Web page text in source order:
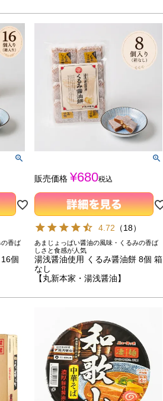
香ば
個
販売価格 ¥680税込
4.72 （18）
あまじょっぱい醤油の風味・くるみの香ば
しさと食感が人気
湯浅醤油使用 くるみ醤油餅 8個 箱
なし
【丸新本家・湯浅醤油】